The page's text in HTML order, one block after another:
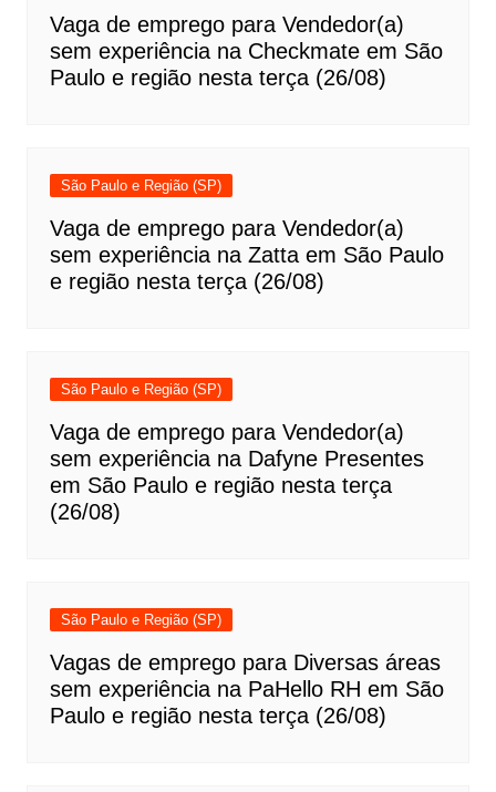
Vaga de emprego para Vendedor(a)
sem experiência na Checkmate em São
Paulo e região nesta terça (26/08)
São Paulo e Região (SP)
Vaga de emprego para Vendedor(a)
sem experiência na Zatta em São Paulo
e região nesta terça (26/08)
São Paulo e Região (SP)
Vaga de emprego para Vendedor(a)
sem experiência na Dafyne Presentes
em São Paulo e região nesta terça
(26/08)
São Paulo e Região (SP)
Vagas de emprego para Diversas áreas
sem experiência na PaHello RH em São
Paulo e região nesta terça (26/08)